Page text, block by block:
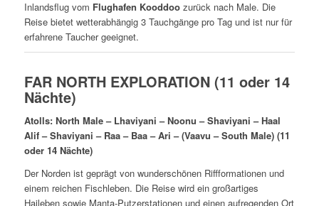
Inlandsflug vom Flughafen Kooddoozurück nach Male. Die
Reise bietet wetterabhängig 3 Tauchgänge pro Tag und ist nur für
erfahrene Taucher geeignet.
FAR NORTH EXPLORATION (11 oder 14
Nächte)
Atolls: North Male – Lhaviyani – Noonu – Shaviyani – Haal
Alif – Shaviyani – Raa – Baa – Ari – (Vaavu – South Male) (11
oder 14 Nächte)
Der Norden ist geprägt von wunderschönen Riffformationen und
einem reichen Fischleben. Die Reise wird ein großartiges
Haileben sowie Manta-Putzerstationen und einen aufregenden Ort